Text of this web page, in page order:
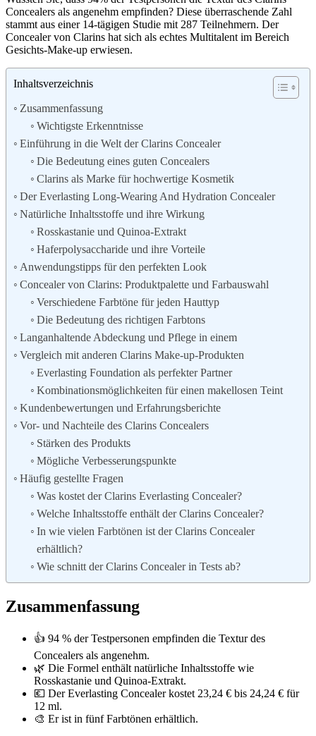
Concealers als angenehm empfinden? Diese überraschende Zahl
stammt aus einer 14-tägigen Studie mit 287 Teilnehmern. Der
Concealer von Clarins hat sich als echtes Multitalent im Bereich
Gesichts-Make-up erwiesen.
Inhaltsverzeichnis
Zusammenfassung
Wichtigste Erkenntnisse
Einführung in die Welt der Clarins Concealer
Die Bedeutung eines guten Concealers
Clarins als Marke für hochwertige Kosmetik
Der Everlasting Long-Wearing And Hydration Concealer
Natürliche Inhaltsstoffe und ihre Wirkung
Rosskastanie und Quinoa-Extrakt
Haferpolysaccharide und ihre Vorteile
Anwendungstipps für den perfekten Look
Concealer von Clarins: Produktpalette und Farbauswahl
Verschiedene Farbtöne für jeden Hauttyp
Die Bedeutung des richtigen Farbtons
Langanhaltende Abdeckung und Pflege in einem
Vergleich mit anderen Clarins Make-up-Produkten
Everlasting Foundation als perfekter Partner
Kombinationsmöglichkeiten für einen makellosen Teint
Kundenbewertungen und Erfahrungsberichte
Vor- und Nachteile des Clarins Concealers
Stärken des Produkts
Mögliche Verbesserungspunkte
Häufig gestellte Fragen
Was kostet der Clarins Everlasting Concealer?
Welche Inhaltsstoffe enthält der Clarins Concealer?
In wie vielen Farbtönen ist der Clarins Concealer
erhältlich?
Wie schnitt der Clarins Concealer in Tests ab?
Zusammenfassung
👍 94 % der Testpersonen empfinden die Textur des
Concealers als angenehm.
🌿 Die Formel enthält natürliche Inhaltsstoffe wie
Rosskastanie und Quinoa-Extrakt.
💶 Der Everlasting Concealer kostet 23,24 € bis 24,24 € für
12 ml.
🎨 Er ist in fünf Farbtönen erhältlich.